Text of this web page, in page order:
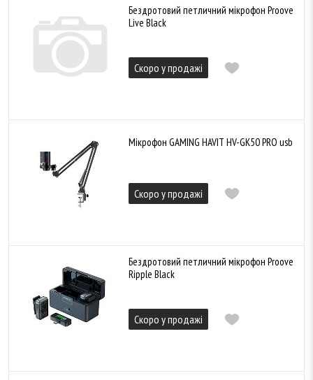
Бездротовий петличний мікрофон Proove
Live Black
Скоро у продажі
Мікрофон GAMING HAVIT HV-GK50 PRO usb
Скоро у продажі
Бездротовий петличний мікрофон Proove
Ripple Black
Скоро у продажі